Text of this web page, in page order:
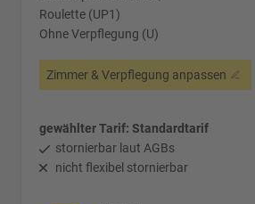
Roulette (UP1)
Ohne Verpflegung (U)
Zimmer & Verpflegung anpassen
gewählter Tarif: Standardtarif
stornierbar laut AGBs
nicht flexibel stornierbar